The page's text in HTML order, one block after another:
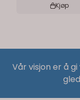
Kjøp
Vår visjon er å